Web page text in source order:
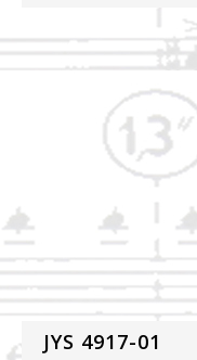
JYS 4917-01